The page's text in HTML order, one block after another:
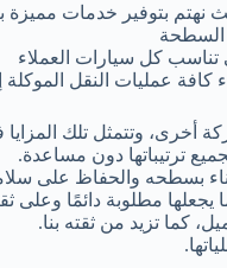
بتوفير خدمات مميزة
السطحة
كل سيارات العملاء
عمليات النقل الموكلة
أخرى، وتتمثل تلك المزايا
ترتيباتها دون مساعدة.
بسطحه والحفاظ على
مطلوبة دائمًا وعلى
كما تزيد من ثقته بنا.